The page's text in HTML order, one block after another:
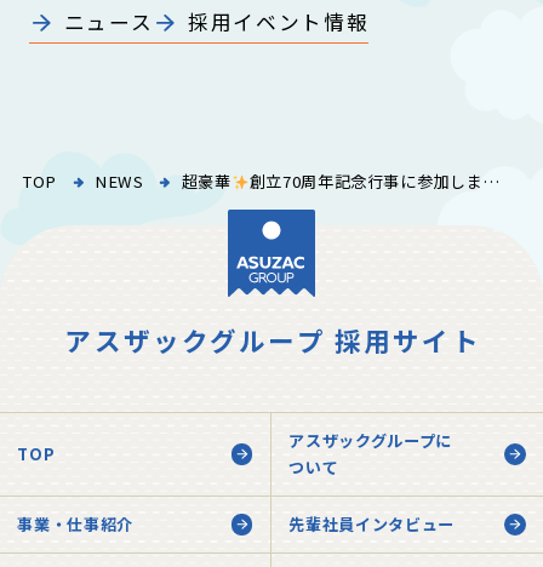
ニュース 採用イベント情報
TOP NEWS 超豪華 創立70周年記念行事に参加しました！
アスザックグループ 採用サイト
TOP
アスザックグループに
ついて
事業・仕事紹介 先輩社員インタビュー